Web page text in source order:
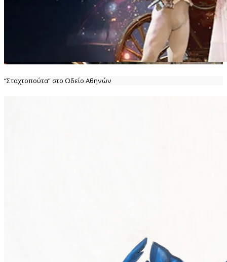
“Σταχτοπούτα” στο Ωδείο Αθηνών